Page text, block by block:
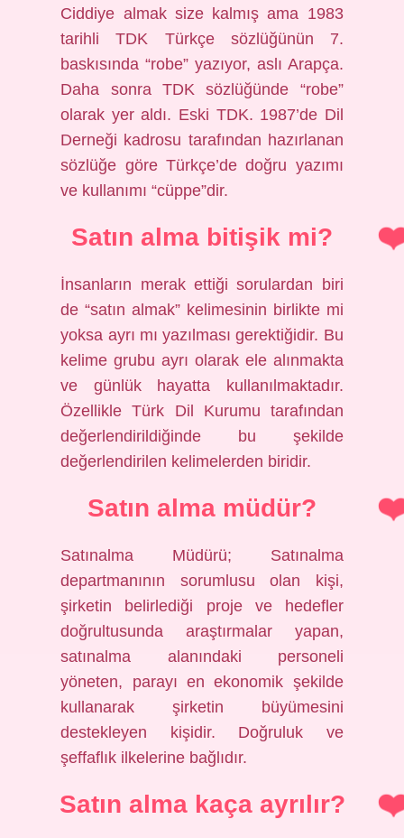
Ciddiye almak size kalmış ama 1983
tarihli TDK Türkçe sözlüğünün 7.
baskısında “robe” yazıyor, aslı Arapça.
Daha sonra TDK sözlüğünde “robe”
olarak yer aldı. Eski TDK. 1987’de Dil
Derneği kadrosu tarafından hazırlanan
sözlüğe göre Türkçe’de doğru yazımı
ve kullanımı “cüppe”dir.
Satın alma bitişik mi?
İnsanların merak ettiği sorulardan biri
de “satın almak” kelimesinin birlikte mi
yoksa ayrı mı yazılması gerektiğidir. Bu
kelime grubu ayrı olarak ele alınmakta
ve günlük hayatta kullanılmaktadır.
Özellikle Türk Dil Kurumu tarafından
değerlendirildiğinde bu şekilde
değerlendirilen kelimelerden biridir.
Satın alma müdür?
Satınalma Müdürü; Satınalma
departmanının sorumlusu olan kişi,
şirketin belirlediği proje ve hedefler
doğrultusunda araştırmalar yapan,
satınalma alanındaki personeli
yöneten, parayı en ekonomik şekilde
kullanarak şirketin büyümesini
destekleyen kişidir. Doğruluk ve
şeffaflık ilkelerine bağlıdır.
Satın alma kaça ayrılır?